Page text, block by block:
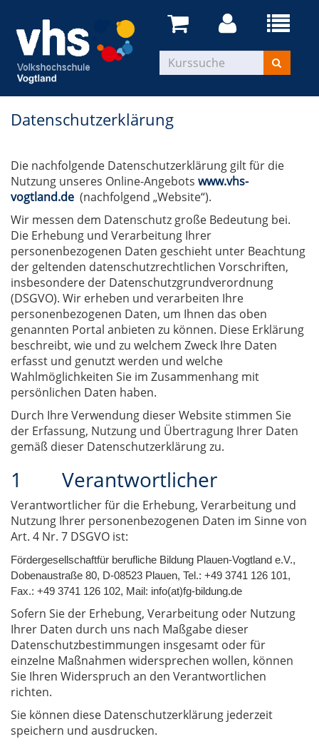
Datenschutzerklärung
Die nachfolgende Datenschutzerklärung gilt für die
Nutzung unseres Online-Angebots www.vhs-
vogtland.de (nachfolgend „Website“).
Wir messen dem Datenschutz große Bedeutung bei.
Die Erhebung und Verarbeitung Ihrer
personenbezogenen Daten geschieht unter Beachtung
der geltenden datenschutzrechtlichen Vorschriften,
insbesondere der Datenschutzgrundverordnung
(DSGVO). Wir erheben und verarbeiten Ihre
personenbezogenen Daten, um Ihnen das oben
genannten Portal anbieten zu können. Diese Erklärung
beschreibt, wie und zu welchem Zweck Ihre Daten
erfasst und genutzt werden und welche
Wahlmöglichkeiten Sie im Zusammenhang mit
persönlichen Daten haben.
Durch Ihre Verwendung dieser Website stimmen Sie
der Erfassung, Nutzung und Übertragung Ihrer Daten
gemäß dieser Datenschutzerklärung zu.
1 Verantwortlicher
Verantwortlicher für die Erhebung, Verarbeitung und
Nutzung Ihrer personenbezogenen Daten im Sinne von
Art. 4 Nr. 7 DSGVO ist:
Fördergesellschaftfür berufliche Bildung Plauen-Vogtland e.V.,
Dobenaustraße 80, D-08523 Plauen, Tel.: +49 3741 126 101,
Fax.: +49 3741 126 102, Mail: info(at)fg-bildung.de
Sofern Sie der Erhebung, Verarbeitung oder Nutzung
Ihrer Daten durch uns nach Maßgabe dieser
Datenschutzbestimmungen insgesamt oder für
einzelne Maßnahmen widersprechen wollen, können
Sie Ihren Widerspruch an den Verantwortlichen
richten.
Sie können diese Datenschutzerklärung jederzeit
speichern und ausdrucken.